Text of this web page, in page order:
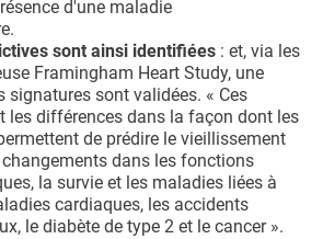
d'une maladie
sont ainsi identifiées : et, via les
Framingham Heart Study, une
signatures sont validées. « Ces
les différences dans la façon dont les
de prédire le vieillissement
dans les fonctions
la survie et les maladies liées à
cardiaques, les accidents
le diabète de type 2 et le cancer ».